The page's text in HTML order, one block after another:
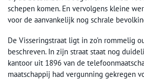
schepen komen. En vervolgens kleine
voor de aanvankelijk nog schrale
De Visseringstraat ligt in zo’n rommelig
beschreven. In zijn straat staat nog
kantoor uit 1896 van de
maatschappij had vergunning gekregen